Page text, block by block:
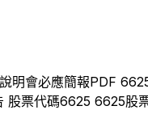
明會必應簡報PDF
股票代碼6625 6625股